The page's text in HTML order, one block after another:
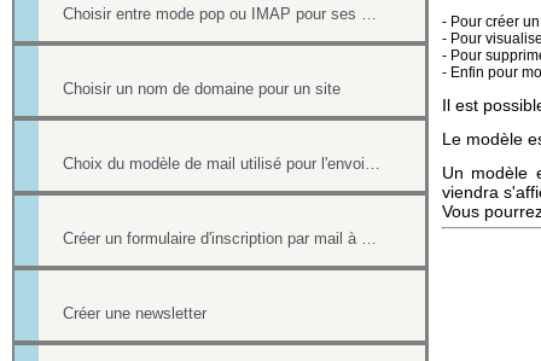
Choisir un nom de domaine pour un site
Créer une newsletter
- Pour créer
- Pour
- Pour
- Enfin pour
Il est
Le modèle
Un modèle
viendra
Vous